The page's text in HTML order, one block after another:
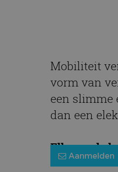
Mobiliteit
vorm van
een slimme
dan een
Elke week
Aanmelden